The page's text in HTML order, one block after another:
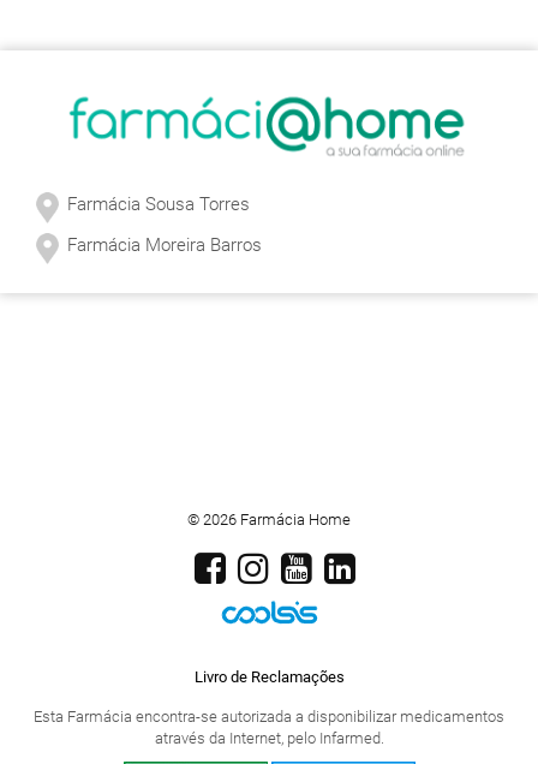
Farmácia Sousa Torres
Farmácia Moreira Barros
© 2026 Farmácia Home
Livro de Reclamações
Esta Farmácia encontra-se autorizada a disponibilizar medicamentos
através da Internet, pelo Infarmed.